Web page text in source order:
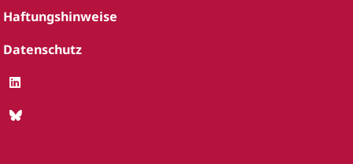
Haftungshinweise
Datenschutz